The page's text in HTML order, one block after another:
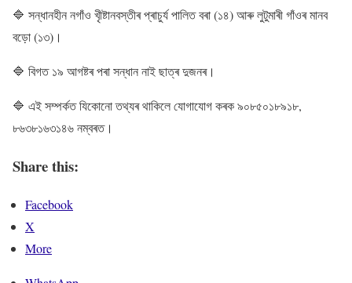
🔷 সন্ধানহীন নগাঁও খৃীষ্টানবস্তীৰ প্ৰাচুৰ্য পালিত বৰা (১৪) আৰু লুটুমাৰী গাঁওৰ মানব
বড়ো (১৩)।
🔷 বিগত ১৯ আগষ্টৰ পৰা সন্ধান নাই ছাত্ৰ দুজনৰ।
🔷 এই সম্পৰ্কত যিকােনাে তথ্যৰ থাকিলে যোগাযোগ কৰক ৯০৮৫০১৮৯১৮,
৮৬৩৮১৬৩১৪৬ নম্বৰত।
Share this:
Facebook
X
More